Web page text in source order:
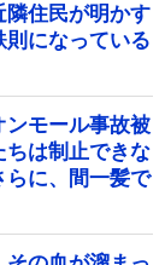
住民が明かす
則になっている
モール事故被
は制止できな
に、間一髪で